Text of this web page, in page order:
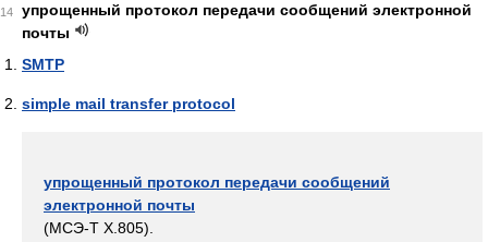
14
упрощенный протокол передачи сообщений электронной
почты
SMTP
simple mail transfer protocol
упрощенный протокол передачи сообщений
электронной почты
(МСЭ-Т Х.805).